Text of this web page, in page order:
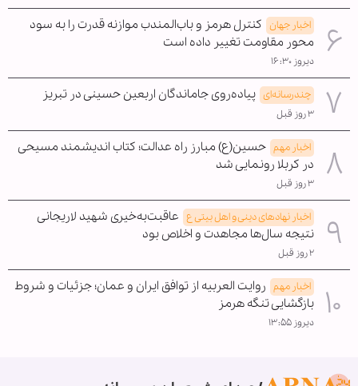
اخبار جهان کنترل هرمز و باب‌المندب موازنه قدرت را به سود
محور مقاومت تغییر داده است
دیروز ۱۶:۳۰
چندرسانه‌ای پیاده‌روی جاماندگان اربعین حسینی در تبریز
۳ روز قبل
اخبار مهم حسین(ع) مبارز راه عدالت؛ کتاب اندیشمند مسیحی
در کربلا رونمایی شد
۳ روز قبل
اخبار نهادهای دینی و اهل بیتی ع عاقبت‌به‌خیری شهید لاریجانی
نتیجه سال‌ها مجاهدت و اخلاص بود
۲ روز قبل
اخبار مهم روایت العربیه از توافق ایران و عمان؛ جزئیات و شروط
بازگشایی تنگه هرمز
دیروز ۱۳:۵۵